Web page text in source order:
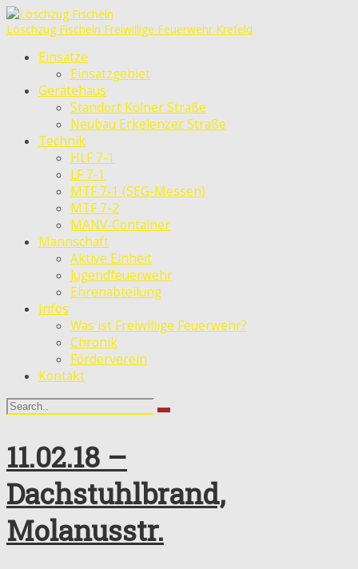
Löschzug Fischeln Freiwillige Feuerwehr Krefeld
Einsätze
Einsatzgebiet
Gerätehaus
Standort Kölner Straße
Neubau Erkelenzer Straße
Technik
HLF 7-1
LF 7-1
MTF 7-1 (SEG-Messen)
MTF 7-2
MANV-Container
Mannschaft
Aktive Einheit
Jugendfeuerwehr
Ehrenabteilung
Infos
Was ist Freiwillige Feuerwehr?
Chronik
Förderverein
Kontakt
11.02.18 –
Dachstuhlbrand,
Molanusstr.